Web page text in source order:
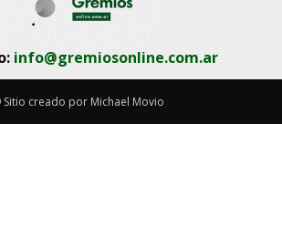
info@gremiosonline.com.ar
Sitio creado por Michael Movio